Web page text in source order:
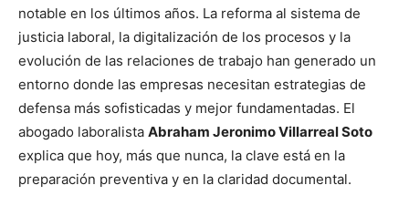
notable en los últimos años. La reforma al sistema de
justicia laboral, la digitalización de los procesos y la
evolución de las relaciones de trabajo han generado un
entorno donde las empresas necesitan estrategias de
defensa más sofisticadas y mejor fundamentadas. El
abogado laboralista Abraham Jeronimo Villarreal Soto
explica que hoy, más que nunca, la clave está en la
preparación preventiva y en la claridad documental.